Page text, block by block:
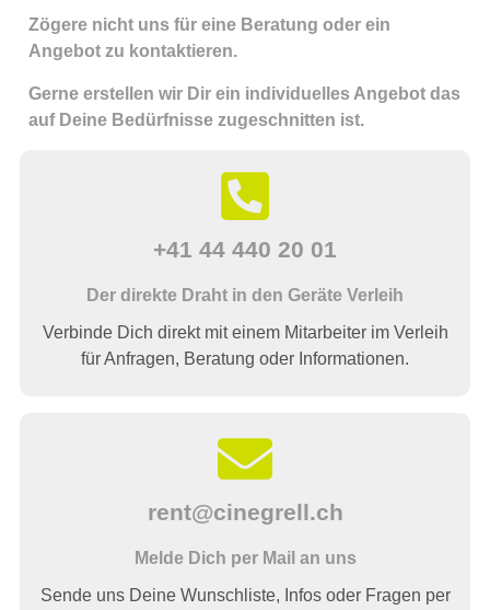
Zögere nicht uns für eine Beratung oder ein
Angebot zu kontaktieren.
Gerne erstellen wir Dir ein individuelles Angebot das
auf Deine Bedürfnisse zugeschnitten ist.
+41 44 440 20 01
Der direkte Draht in den Geräte Verleih
Verbinde Dich direkt mit einem Mitarbeiter im Verleih
für Anfragen, Beratung oder Informationen.
rent@cinegrell.ch
Melde Dich per Mail an uns
Sende uns Deine Wunschliste, Infos oder Fragen per